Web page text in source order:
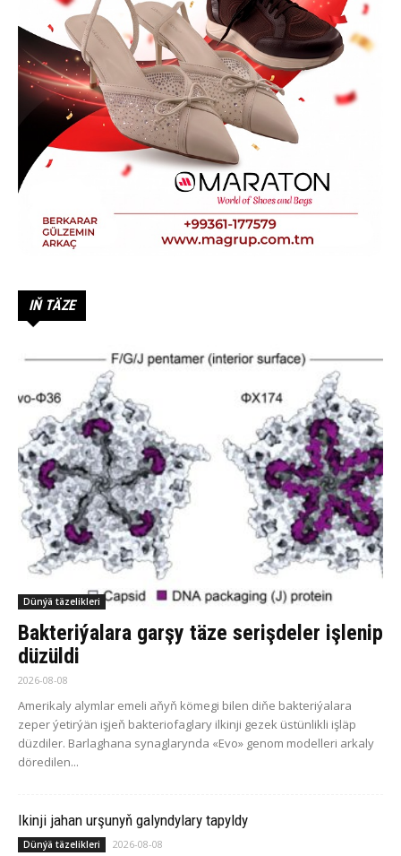
IŇ TÄZE
Dünýä täzelikleri
Bakteriýalara garşy täze serişdeler işlenip
düzüldi
2026-08-08
Amerikaly alymlar emeli aňyň kömegi bilen diňe bakteriýalara
zeper ýetirýän işjeň bakteriofaglary ilkinji gezek üstünlikli işläp
düzdiler. Barlaghana synaglarynda «Evo» genom modelleri arkaly
döredilen...
Ikinji jahan urşunyň galyndylary tapyldy
Dünýä täzelikleri 2026-08-08